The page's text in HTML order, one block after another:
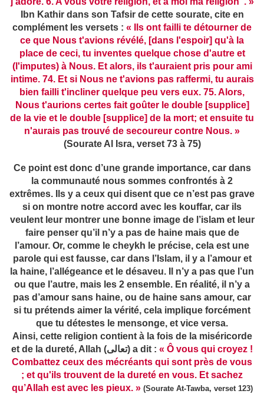
Ibn Kathir dans son Tafsir de cette sourate, cite en
complément les versets : « Ils ont failli te détourner de
ce que Nous t'avions révélé, [dans l'espoir] qu'à la
place de ceci, tu inventes quelque chose d'autre et
(l'imputes) à Nous. Et alors, ils t'auraient pris pour ami
intime. 74. Et si Nous ne t'avions pas raffermi, tu aurais
bien failli t'incliner quelque peu vers eux. 75. Alors,
Nous t'aurions certes fait goûter le double [supplice]
de la vie et le double [supplice] de la mort; et ensuite tu
n'aurais pas trouvé de secoureur contre Nous. »
(Sourate Al Isra, verset 73 à 75)
Ce point est donc d’une grande importance, car dans
la communauté nous sommes confrontés à 2
extrêmes. Ils y a ceux qui disent que ce n’est pas grave
si on montre notre accord avec les kouffar, car ils
veulent leur montrer une bonne image de l’islam et leur
faire penser qu’il n’y a pas de haine mais que de
l’amour. Or, comme le cheykh le précise, cela est une
parole qui est fausse, car dans l’Islam, il y a l’amour et
la haine, l’allégeance et le désaveu. Il n’y a pas que l’un
ou que l’autre, mais les 2 ensemble. En réalité, il n’y a
pas d’amour sans haine, ou de haine sans amour, car
si tu prétends aimer la vérité, cela implique forcément
que tu détestes le mensonge, et vice versa.
Ainsi, cette religion contient à la fois de la miséricorde
et de la dureté, Allah (تعالى) a dit : « Ô vous qui croyez !
Combattez ceux des mécréants qui sont près de vous
; et qu'ils trouvent de la dureté en vous. Et sachez
qu’Allah est avec les pieux. » (Sourate At-Tawba, verset 123)